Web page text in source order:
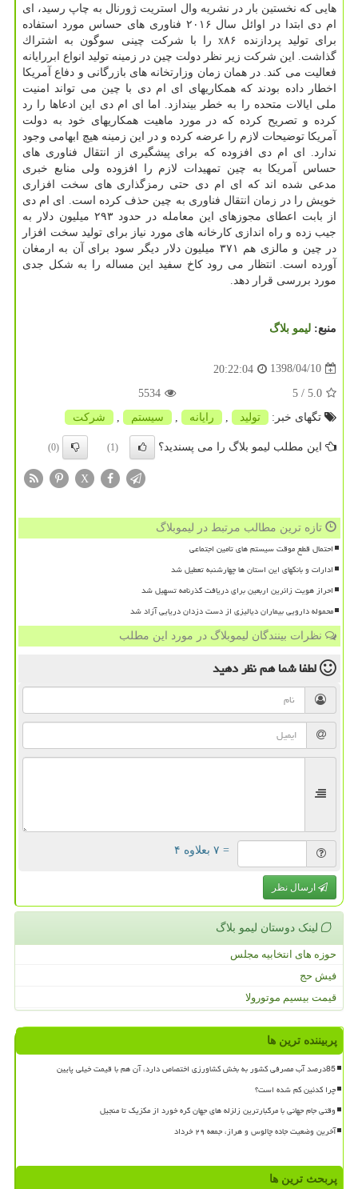
هایی كه نخستین بار در نشریه وال استریت ژورنال به چاپ رسید، ای
ام دی ابتدا در اوائل سال ۲۰۱۶ فناوری های حساس مورد استفاده
برای تولید پردازنده x۸۶ را با شركت چینی سوگون به اشتراك
گذاشت. این شركت زیر نظر دولت چین در زمینه تولید انواع ابررایانه
فعالیت می كند. در همان زمان وزارتخانه های بازرگانی و دفاع آمریكا
اخطار داده بودند كه همكاریهای ای ام دی با چین می تواند امنیت
ملی ایالات متحده را به خطر بیندازد. اما ای ام دی این ادعاها را رد
كرده و تصریح كرده كه در مورد ماهیت همكاریهای خود به دولت
آمریكا توضیحات لازم را عرضه كرده و در این زمینه هیچ ابهامی وجود
ندارد. ای ام دی افزوده كه برای پیشگیری از انتقال فناوری های
حساس آمریكا به چین تمهیدات لازم را افزوده ولی منابع خبری
مدعی شده اند كه ای ام دی حتی رمزگذاری های سخت افزاری
خویش را در زمان انتقال فناوری به چین حذف كرده است. ای ام دی
از بابت اعطای مجوزهای این معامله در حدود ۲۹۳ میلیون دلار به
جیب زده و راه اندازی كارخانه های مورد نیاز برای تولید سخت افزار
در چین و مالزی هم ۳۷۱ میلیون دلار دیگر سود برای آن به ارمغان
آورده است. انتظار می رود كاخ سفید این مساله را به شكل جدی
مورد بررسی قرار دهد.
منبع: لیمو بلاگ
1398/04/10
20:22:04
5.0
/ 5
5534
تگهای خبر:
تولید رایانه سیستم شركت
این مطلب لیمو بلاگ را می پسندید؟ (1)
(0)
X
تازه ترین مطالب مرتبط در لیموبلاگ
احتمال قطع موقت سیستم های تامین اجتماعی
ادارات و بانکهای این استان ها چهارشنبه تعطیل شد
احراز هویت زائرین اربعین برای دریافت گذرنامه تسهیل شد
محموله دارویی بیماران دیالیزی از دست دزدان دریایی آزاد شد
نظرات بینندگان لیموبلاگ در مورد این مطلب
لطفا شما همنظر دهید
= ۷ بعلاوه ۴
ارسال نظر
لینک دوستان لیمو بلاگ
حوزه های انتخابیه مجلس
فیش حج
قیمت بیسیم موتورولا
پربیننده ترین ها
85درصد آب مصرفی کشور به بخش کشاورزی اختصاص دارد، آن هم با قیمت خیلی پایین
چرا کدئین کم شده است؟
وقتی جام جهانی با مرگبارترین زلزله های جهان گره خورد از مکزیک تا منجیل
آخرین وضعیت جاده چالوس و هراز، جمعه ۲۹ خرداد
پربحث ترین ها